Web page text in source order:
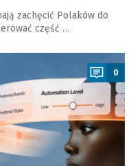
zachęcić Polaków do
część …
0